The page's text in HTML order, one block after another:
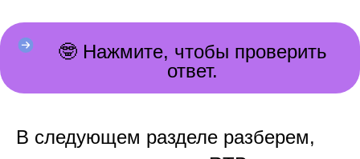
🤓 Нажмите, чтобы проверить
ответ.
В следующем разделе разберем,